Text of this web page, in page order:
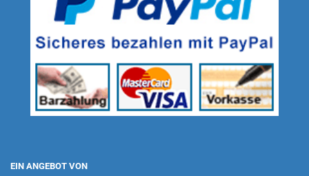
EIN ANGEBOT VON